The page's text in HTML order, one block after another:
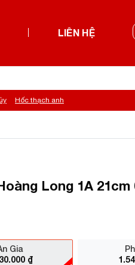
LIÊN HỆ
Hốc thạch anh
Long 1A 21cm
Gia
₫